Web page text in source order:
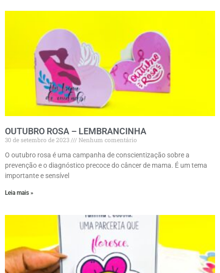
OUTUBRO ROSA – LEMBRANCINHA
30 de setembro de 2023
Nenhum comentário
O outubro rosa é uma campanha de conscientização sobre a
prevenção e o diagnóstico precoce do câncer de mama. É um tema
importante e sensível
Leia mais »